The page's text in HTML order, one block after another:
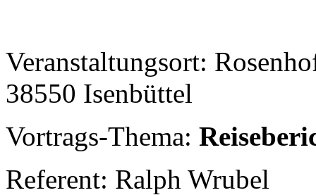
Veranstaltungsort:
38550 Isenbüttel
Vortrags-Thema:
Referent: Ralph Wrubel